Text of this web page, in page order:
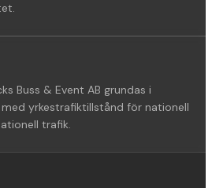
Buss & Event AB grundas i
med yrkestrafiktillstånd för nationell
trafik.